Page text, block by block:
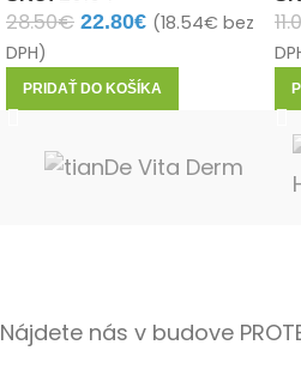
28.50€ 22.80€ (18.54€ bez
DPH)
PRIDAŤ DO KOŠÍKA
Nájdete nás v budove